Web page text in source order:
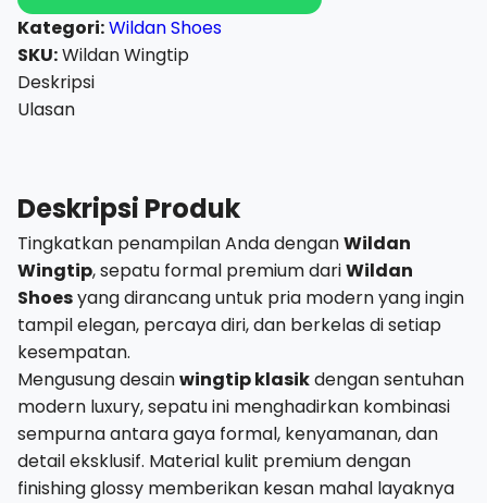
–
Elegan,
Mewah,
dan
Berkelas
Kategori:Wildan Shoes
SKU:Wildan Wingtip
Deskripsi
Ulasan
Deskripsi Produk
Tingkatkan penampilan Anda denganWildan
Wingtip, sepatu formal premium dariWildan
Shoesyang dirancang untuk pria modern yang ingin
tampil elegan, percaya diri, dan berkelas di setiap
kesempatan.
Mengusung desainwingtip klasikdengan sentuhan
modern luxury, sepatu ini menghadirkan kombinasi
sempurna antara gaya formal, kenyamanan, dan
detail eksklusif. Material kulit premium dengan
finishing glossy memberikan kesan mahal layaknya